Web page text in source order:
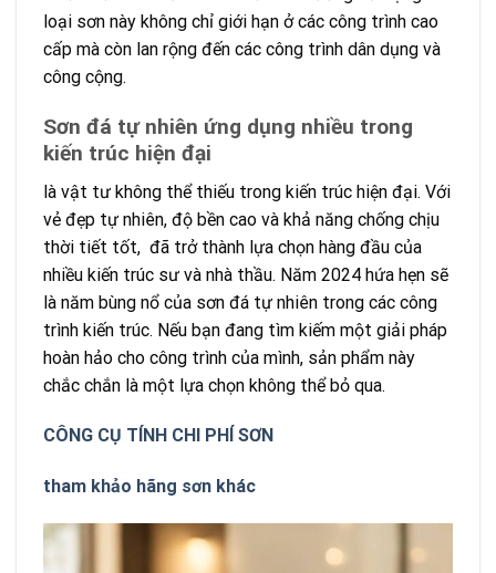
loại sơn này không chỉ giới hạn ở các công trình cao
cấp mà còn lan rộng đến các công trình dân dụng và
công cộng.
Sơn đá tự nhiên ứng dụng nhiều trong
kiến trúc hiện đại
là vật tư không thể thiếu trong kiến trúc hiện đại. Với
vẻ đẹp tự nhiên, độ bền cao và khả năng chống chịu
thời tiết tốt, đã trở thành lựa chọn hàng đầu của
nhiều kiến trúc sư và nhà thầu. Năm 2024 hứa hẹn sẽ
là năm bùng nổ của sơn đá tự nhiên trong các công
trình kiến trúc. Nếu bạn đang tìm kiếm một giải pháp
hoàn hảo cho công trình của mình, sản phẩm này
chắc chắn là một lựa chọn không thể bỏ qua.
CÔNG CỤ TÍNH CHI PHÍ SƠN
tham khảo hãng sơn khác